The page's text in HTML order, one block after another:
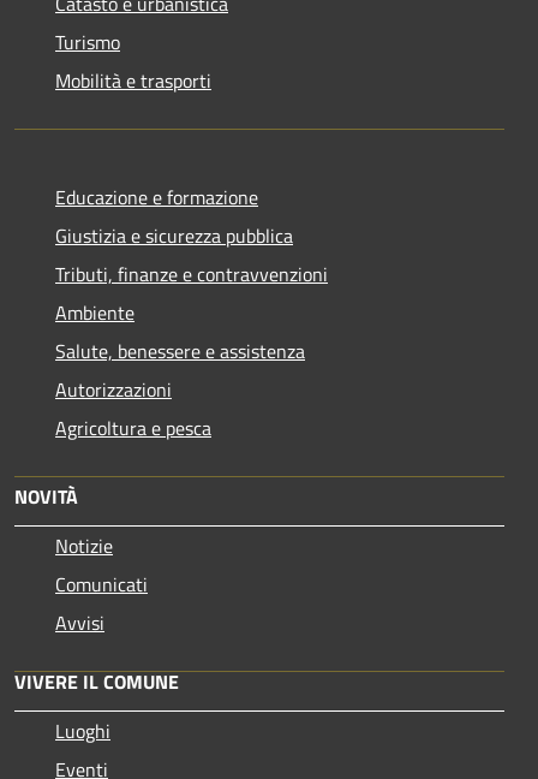
Turismo
Mobilità e trasporti
Educazione e formazione
Giustizia e sicurezza pubblica
Tributi, finanze e contravvenzioni
Ambiente
Salute, benessere e assistenza
Autorizzazioni
Agricoltura e pesca
NOVITÀ
Notizie
Comunicati
Avvisi
VIVERE IL COMUNE
Luoghi
Eventi